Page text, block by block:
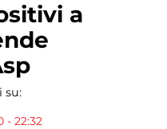
a
su:
- 22:32